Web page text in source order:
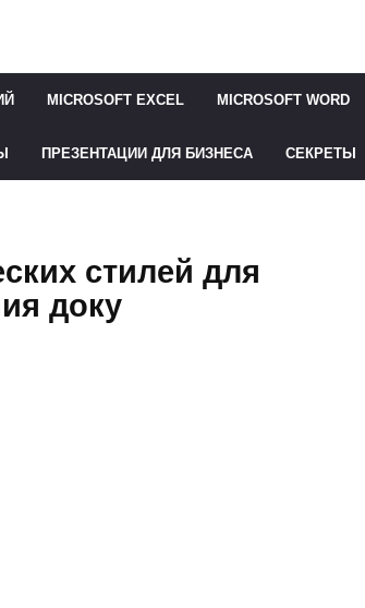
MICROSOFT EXCEL MICROSOFT WORD
ПРЕЗЕНТАЦИИ ДЛЯ БИЗНЕСА СЕКРЕТЫ
стилей для
доку